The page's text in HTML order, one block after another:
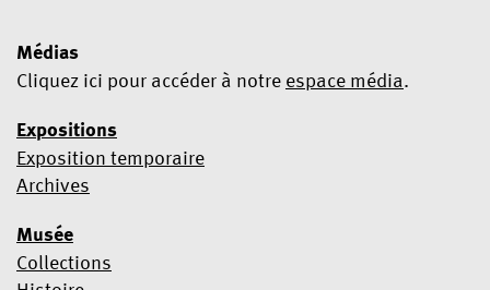
Expositions
Exposition temporaire
Archives
Musée
Collections
Oui, je souhaite m’abonner à la newsletter
cliquant ci-dessous pour vous abonner, vous acceptez que vos
informations soient transférées à Mailchimp à des fins de
traitement.Pour en savoir plus sur les pratiques de
Médias
Cliquez ici pour accéder à notre espace média.